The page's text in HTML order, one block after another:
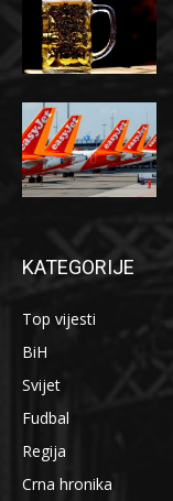
KATEGORIJE
Top vijesti
BiH
Svijet
Fudbal
Regija
Crna hronika